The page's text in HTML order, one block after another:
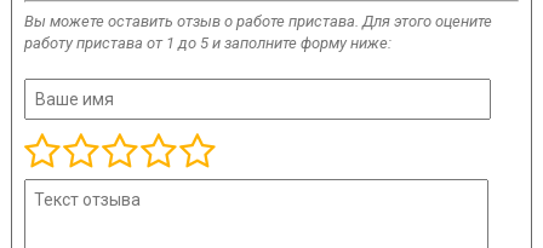
Вы можете оставить отзыв о работе пристава. Для этого оцените
работу пристава от 1 до 5 и заполните форму ниже: